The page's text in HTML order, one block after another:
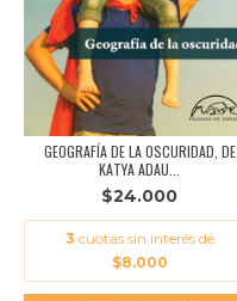
GEOGRAFÍA DE LA OSCURIDAD, DE
KATYA ADAU...
$24.000
3 cuotas sin interés de
$8.000